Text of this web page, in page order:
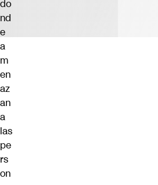
do
nd
e
a
m
en
az
an
a
las
pe
rs
on